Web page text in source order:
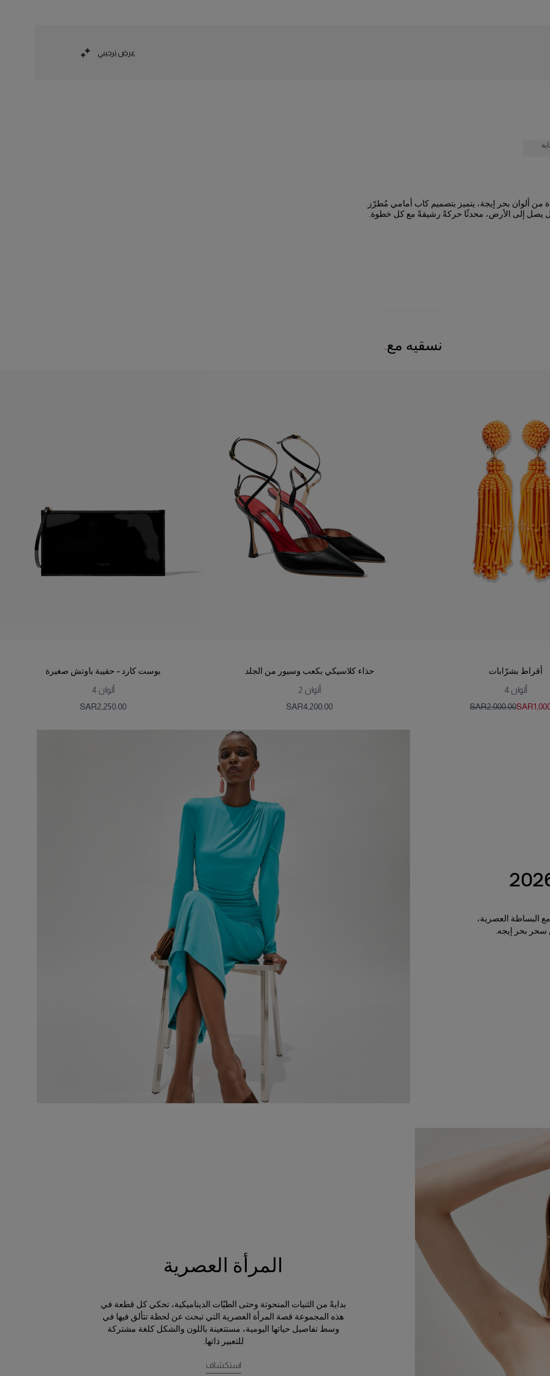
عرض ترحيبي
من ألوان بحر إيجة، يتميز بتصميم كاب أمامي مُطرّز
يصل إلى الأرض، محدثًا حركةً رشيقةً مع كل خطوة.
نسقيه مع
بوست كارد - حقيبة باوتش صغيرة
4 ألوان
SAR‌2,250.00
حذاء كلاسيكي بكعب وسيور من الجلد
2 ألوان
SAR‌4,200.00
أقراط بشرّابات
4 ألوان
SAR‌2,000.00
البساطة العصرية،
سحر بحر إيجه.
المرأة العصرية
بدايةً من الثنيات المنحوتة وحتى الطيّات الديناميكية، تحكي كل قطعة في
هذه المجموعة قصة المرأة العصرية التي تبحث عن لحظة تتألق فيها في
وسط تفاصيل حياتها اليومية، مستتعينة باللون والشكل كلغة مشتركة
للتعبير ذاتها.
استكشاف